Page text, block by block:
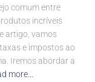
comum entre
incríveis
artigo, vamos
e impostos ao
Iremos abordar a
more…